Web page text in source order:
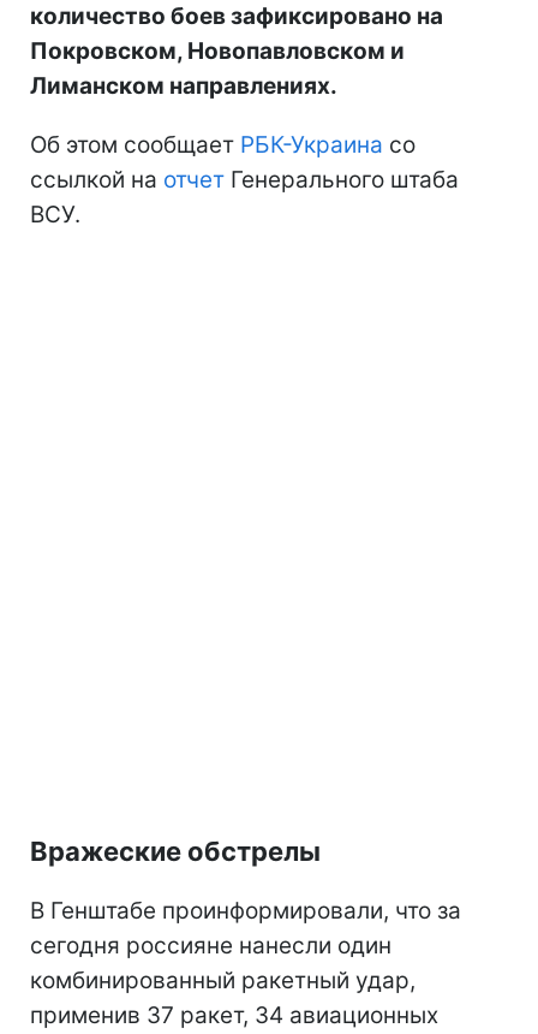
количество боев зафиксировано на
Покровском, Новопавловском и
Лиманском направлениях.
Об этом сообщает РБК-Украина со
ссылкой на отчет Генерального штаба
ВСУ.
Вражеские обстрелы
В Генштабе проинформировали, что за
сегодня россияне нанесли один
комбинированный ракетный удар,
применив 37 ракет, 34 авиационных